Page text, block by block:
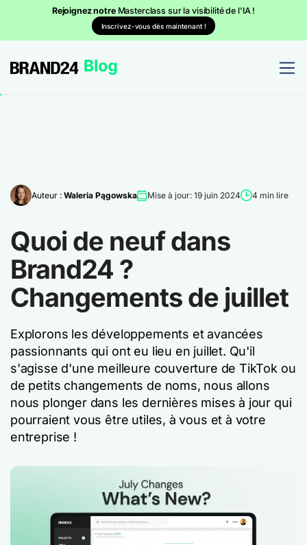
Rejoignez notre Masterclass sur la visibilité de l'IA !
Inscrivez-vous dès maintenant !
Auteur : Waleria Pągowska Mise à jour: 19 juin 2024 4 min lire
Quoi de neuf dans
Brand24 ?
Changements de juillet
Explorons les développements et avancées
passionnants qui ont eu lieu en juillet. Qu'il
s'agisse d'une meilleure couverture de TikTok ou
de petits changements de noms, nous allons
nous plonger dans les dernières mises à jour qui
pourraient vous être utiles, à vous et à votre
entreprise !